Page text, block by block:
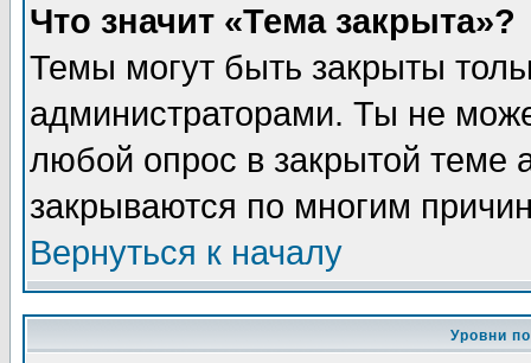
Что значит «Тема закрыта»?
Темы могут быть закрыты
администраторами. Ты не
любой опрос в закрытой теме
закрываются по многим
Вернуться к началу
Уровни